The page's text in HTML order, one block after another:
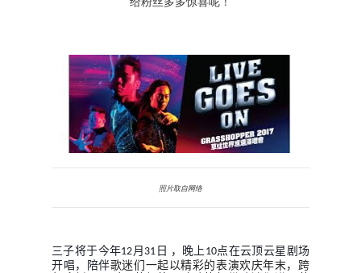
照片取自网络
三子将于今年12 月 31 日 ，晚上 10点在云顶云星剧场
开唱，陪伴歌迷们一起以精彩的表演欢庆年末，跨